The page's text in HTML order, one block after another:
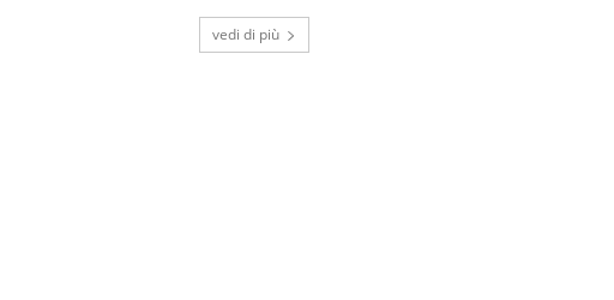
vedi di più